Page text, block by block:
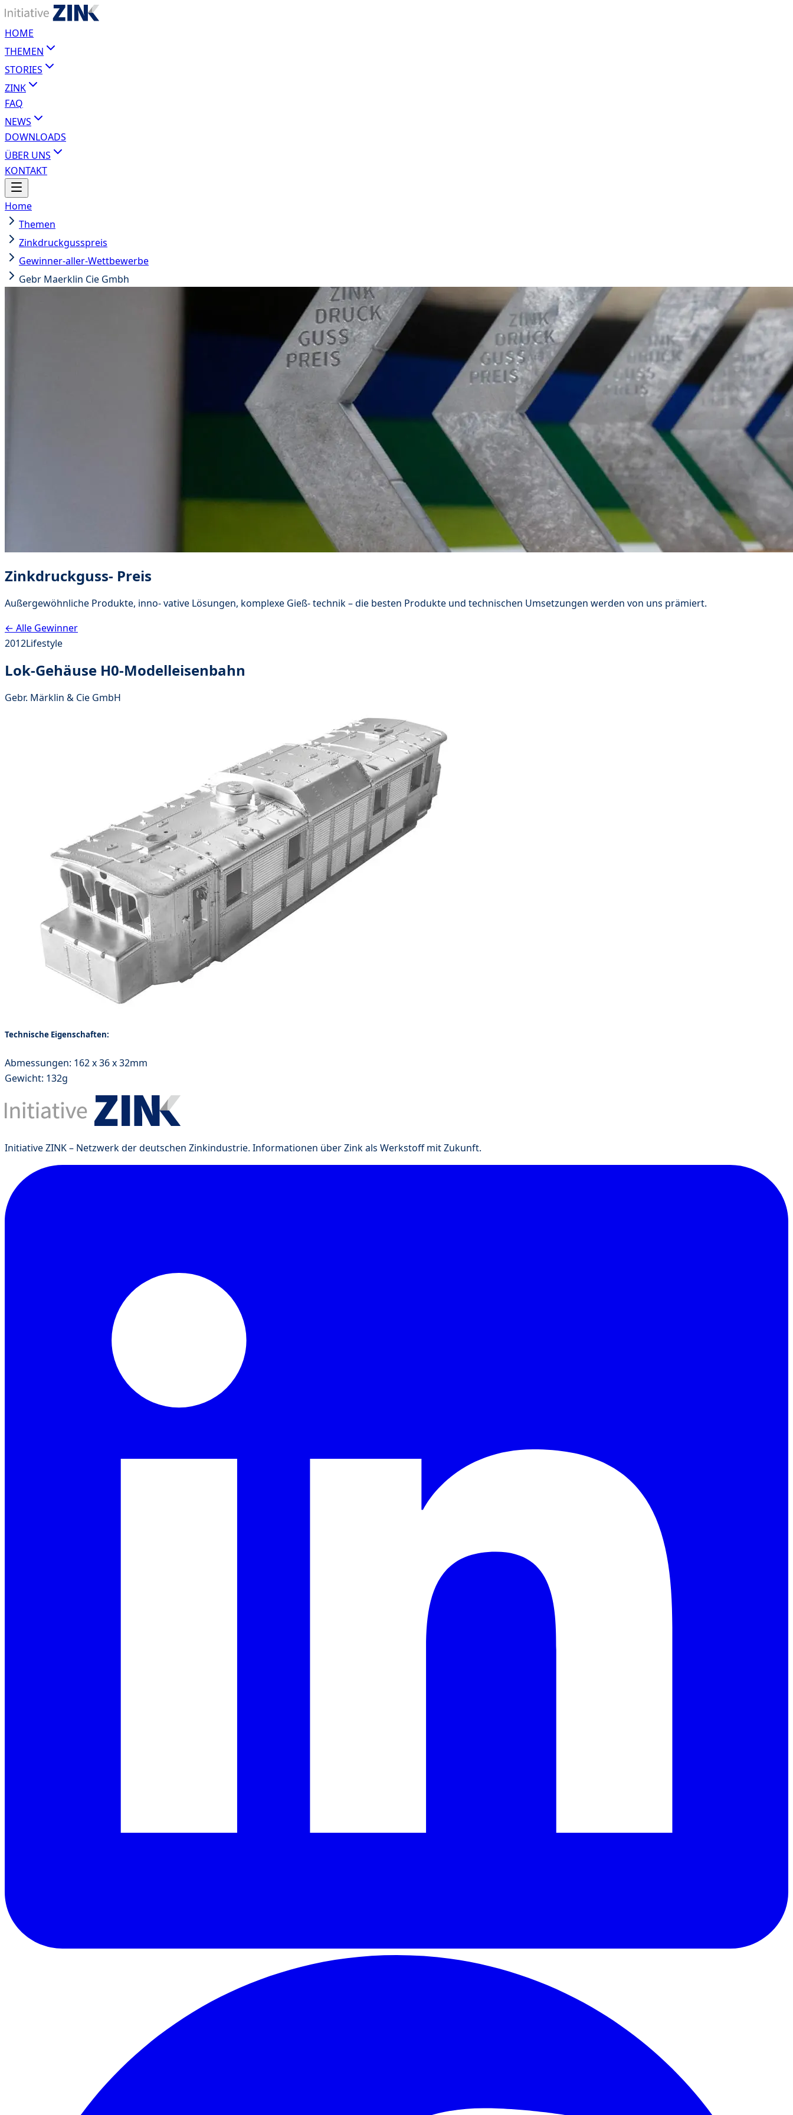
HOME
THEMEN
STORIES
ZINK
FAQ
NEWS
DOWNLOADS
ÜBER UNS
KONTAKT
Home
Themen
Zinkdruckgusspreis
Gewinner-aller-Wettbewerbe
Gebr Maerklin Cie Gmbh
Zinkdruckguss- Preis
Außergewöhnliche Produkte, inno- vative Lösungen, komplexe Gieß- technik – die besten Produkte und technischen Umsetzungen werden von uns prämiert.
← Alle Gewinner
2012Lifestyle
Lok-Gehäuse H0-Modelleisenbahn
Gebr. Märklin & Cie GmbH
Technische Eigenschaften:
Abmessungen: 162 x 36 x 32mm
Gewicht: 132g
Initiative ZINK – Netzwerk der deutschen Zinkindustrie. Informationen über Zink als Werkstoff mit Zukunft.